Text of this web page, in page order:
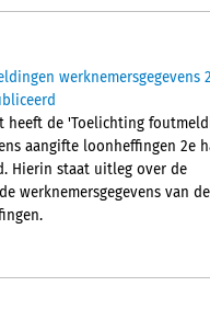
werknemersgegevens
heeft de 'Toelichting
aangifte loonheffingen 2e
Hierin staat uitleg over de
werknemersgegevens van de